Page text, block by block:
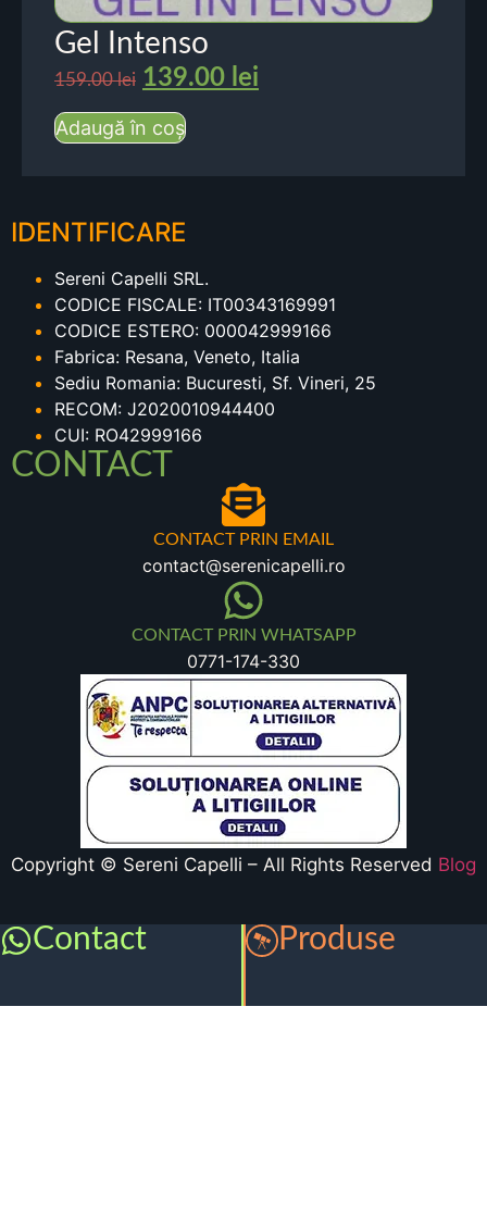
Gel Intenso
159.00lei 139.00 lei
Adaugă în coș
IDENTIFICARE
Sereni Capelli SRL.
CODICE FISCALE: IT00343169991
CODICE ESTERO: 000042999166
Fabrica: Resana, Veneto, Italia
Sediu Romania: Bucuresti, Sf. Vineri, 25
RECOM: J2020010944400
CUI: RO42999166
CONTACT
CONTACT PRIN EMAIL
contact@serenicapelli.ro
CONTACT PRIN WHATSAPP
0771-174-330
Copyright © Sereni Capelli – All Rights Reserved Blog
Contact Produse